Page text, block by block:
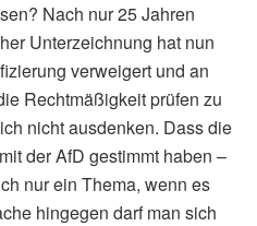
Nach nur 25 Jahren
Unterzeichnung hat nun
verweigert und an
Rechtmäßigkeit prüfen zu
nicht ausdenken. Dass die
der AfD gestimmt haben –
nur ein Thema, wenn es
hingegen darf man sich